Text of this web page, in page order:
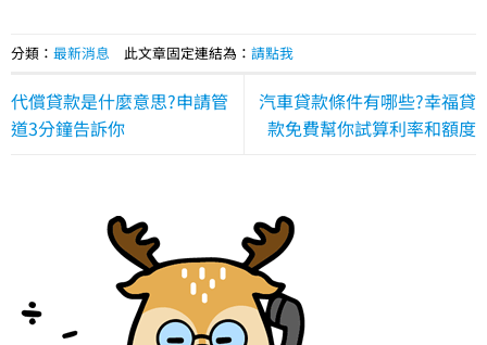
分類： 最新消息 此文章固定連結為： 請點我
代償貸款是什麼意思?申請管
道3分鐘告訴你
汽車貸款條件有哪些?幸福貸
款免費幫你試算利率和額度